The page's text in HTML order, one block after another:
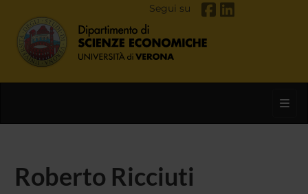
Segui su
Roberto Ricciuti